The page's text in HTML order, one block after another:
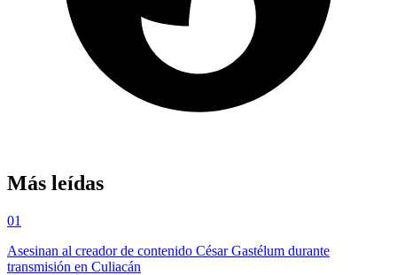
Más leídas
01
Asesinan al creador de contenido César Gastélum durante
transmisión en Culiacán